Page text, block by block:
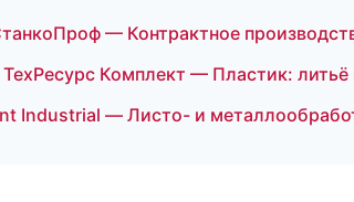
— Контрактное
Комплект — Пластик:
Industrial — Листо- и